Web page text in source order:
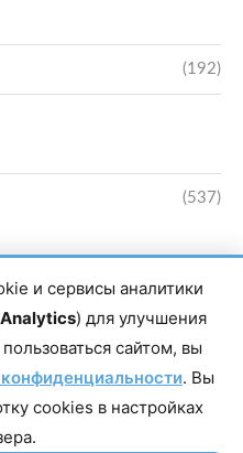
(192)
(537)
Тимур Нухович. Контакты
По вопросам
д. 1а. Все права защищены.
материалов запрещено, частичное
гиперссылки на сайт mirmol.ru.
и сервисы аналитики
) для улучшения
сайтом, вы
. Вы
cookies в настройках